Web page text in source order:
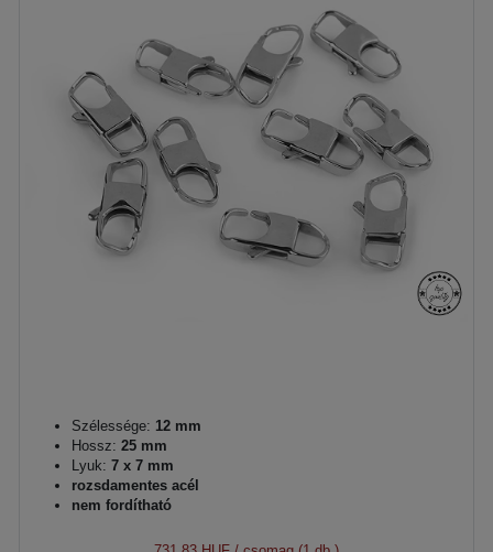
Szélessége: 12 mm
Hossz: 25 mm
Lyuk: 7 x 7 mm
rozsdamentes acél
nem fordítható